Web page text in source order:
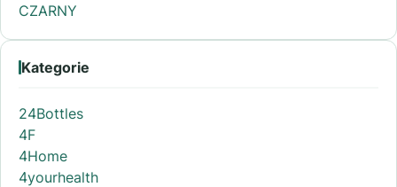
CZARNY
Kategorie
24Bottles
4F
4Home
4yourhealth